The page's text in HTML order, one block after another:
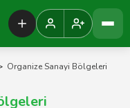
Organize Sanayi Bölgeleri